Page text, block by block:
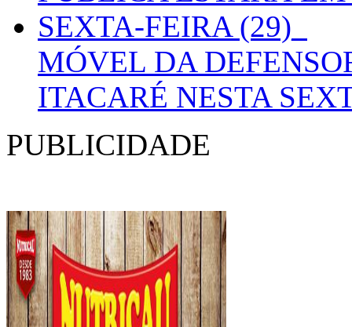
MÓVEL DA
ITACARÉ NESTA
PUBLICIDADE